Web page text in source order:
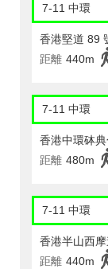
7-11 中環
香港堅道 89
距離 440m
7-11 中環
香港中環砵
距離 480m
7-11 中環
香港半山西
距離 440m